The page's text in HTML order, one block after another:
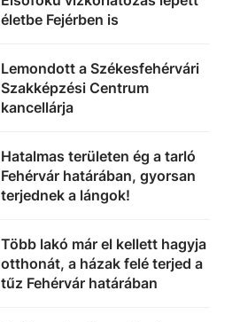
életbe Fejérben is
Lemondott a Székesfehérvári
Szakképzési Centrum
kancellárja
Hatalmas területen ég a tarló
Fehérvár határában, gyorsan
terjednek a lángok!
Több lakó már el kellett hagyja
otthonát, a házak felé terjed a
tűz Fehérvár határában